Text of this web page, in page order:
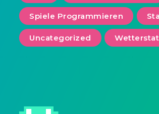
Spiele Programmieren
Uncategorized